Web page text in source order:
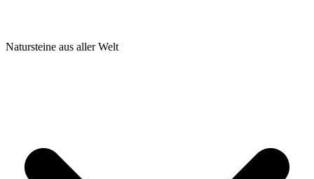
Natursteine aus aller Welt